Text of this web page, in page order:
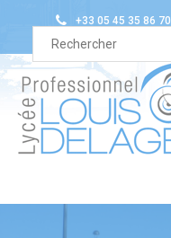
+33 05 45 35 86 70